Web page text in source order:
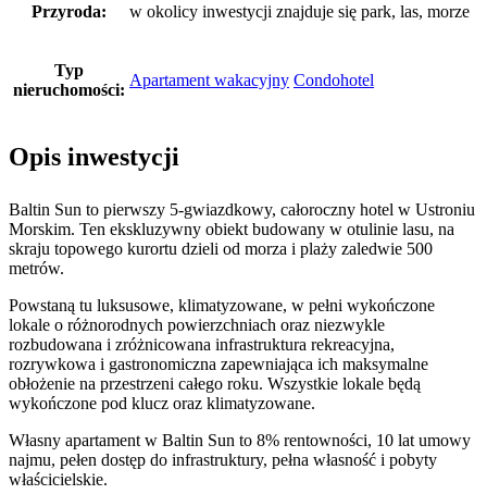
Przyroda: w okolicy inwestycji znajduje się park, las, morze
Typ
nieruchomości:
Apartament wakacyjny Condohotel
Opis inwestycji
Baltin Sun to pierwszy 5-gwiazdkowy, całoroczny hotel w Ustroniu
Morskim. Ten ekskluzywny obiekt budowany w otulinie lasu, na
skraju topowego kurortu dzieli od morza i plaży zaledwie 500
metrów.
Powstaną tu luksusowe, klimatyzowane, w pełni wykończone
lokale o różnorodnych powierzchniach oraz niezwykle
rozbudowana i zróżnicowana infrastruktura rekreacyjna,
rozrywkowa i gastronomiczna zapewniająca ich maksymalne
obłożenie na przestrzeni całego roku. Wszystkie lokale będą
wykończone pod klucz oraz klimatyzowane.
Własny apartament w Baltin Sun to 8% rentowności, 10 lat umowy
najmu, pełen dostęp do infrastruktury, pełna własność i pobyty
właścicielskie.